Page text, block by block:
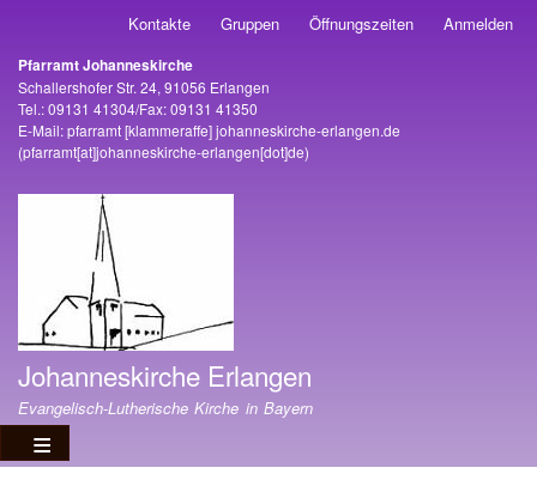
Kontakte Gruppen Öffnungszeiten Anmelden
Adresse
Pfarramt Johanneskirche
Schallershofer Str. 24, 91056 Erlangen
Tel.: 09131 41304/Fax: 09131 41350
E-Mail:pfarramt[klammeraffe]johanneskirche-erlangen.de
(pfarramt[at]johanneskirche-erlangen[dot]de)
Johanneskirche Erlangen
Evangelisch-Lutherische Kirche in Bayern